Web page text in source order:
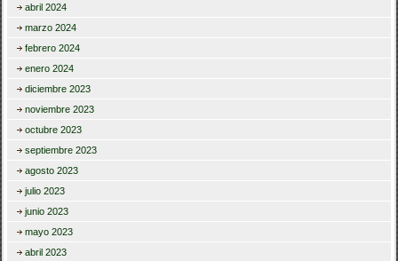
abril 2024
marzo 2024
febrero 2024
enero 2024
diciembre 2023
noviembre 2023
octubre 2023
septiembre 2023
agosto 2023
julio 2023
junio 2023
mayo 2023
abril 2023